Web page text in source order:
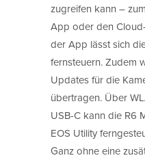
zugreifen kann –
App oder den
der App lässt sich
fernsteuern. Zudem
Updates für die
übertragen. Über
USB-C kann die R6
EOS Utility
Ganz ohne eine